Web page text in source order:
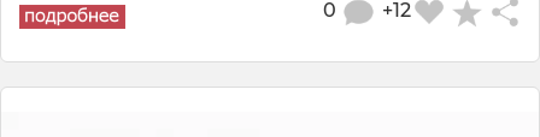
+12
0